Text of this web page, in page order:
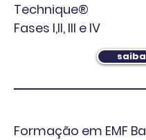
Technique®
Fases I,II, III e IV
Formação em EMF